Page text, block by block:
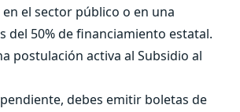
el sector público o en una
del 50% de financiamiento estatal.
activa al Subsidio al
debes emitir boletas de